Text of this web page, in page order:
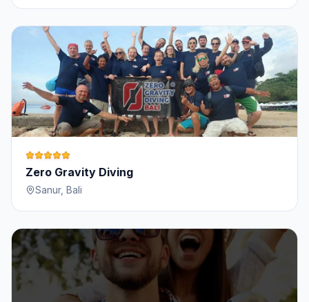
Zero Gravity Diving
Sanur, Bali